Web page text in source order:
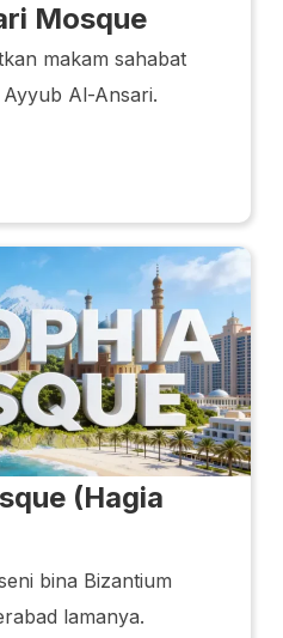
Mosque
makam sahabat
Al-Ansari.
(Hagia
bina Bizantium
lamanya.